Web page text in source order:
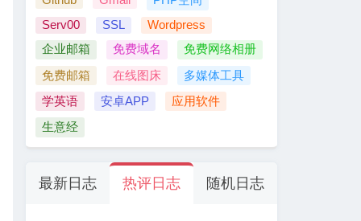
Serv00
SSL
Wordpress
企业邮箱
免费域名 免费网络相册
免费邮箱 在线图床 多媒体工具
学英语 安卓APP 应用软件
生意经
最新日志 热评日志 随机日志